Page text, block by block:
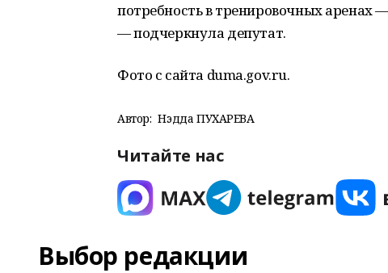
потребность в тренировочных аренах
— подчеркнула депутат.
Фото с сайта duma.gov.ru.
Автор: Нэдда ПУХАРЕВА
Читайте нас
Выбор редакции